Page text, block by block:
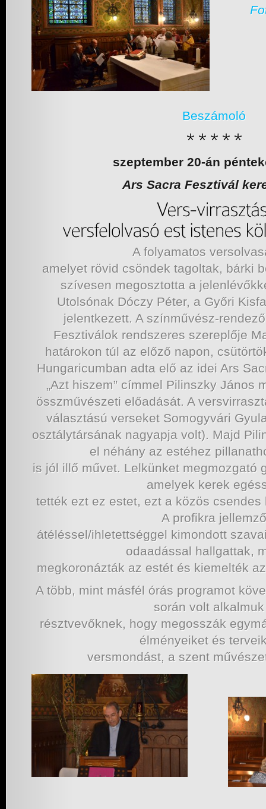
Beszámoló
szeptember 20-án
Ars Sacra Fesztivál
A folyamatos
amelyet rövid csöndek tagoltak, bárki
szívesen megosztotta a
Utolsónak Dóczy Péter, a Győri
jelentkezett. A színművész-
Fesztiválok rendszeres szereplője
határokon túl az előző napon,
Hungaricumban adta elő az idei Ars
„Azt hiszem” címmel Pilinszky János
összművészeti előadását. A
választású verseket Somogyvári
osztálytársának nagyapja volt). Majd
el néhány az estéhez
is jól illő művet. Lelkünket megmozgató
amelyek kerek
tették ezt ez estet, ezt a közös
A profikra jellemző
átéléssel/ihletettséggel kimondott
odaadással hallgattak,
megkoronázták az estét és kiemelték
A több, mint másfél órás programot
során volt
résztvevőknek, hogy megosszák
élményeiket és
versmondást, a szent